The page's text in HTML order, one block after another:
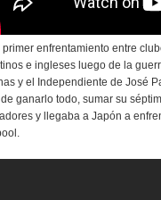
primer enfrentamiento entre
e ingleses luego de la
y el Independiente de José
ganarlo todo, sumar su
y llegaba a Japón a